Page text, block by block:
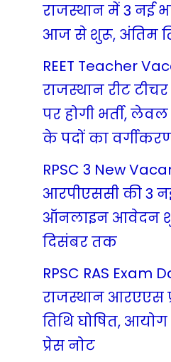
राजस्थान में 3 नई
आज से शुरू, अंतिम
REET Teacher
राजस्थान रीट
पर होगी भर्ती,
के पदों का
RPSC 3 New
आरपीएससी की 3
ऑनलाइन आवेदन
दिसंबर तक
RPSC RAS Exam
राजस्थान आरएएस
तिथि घोषित,
प्रेस नोट